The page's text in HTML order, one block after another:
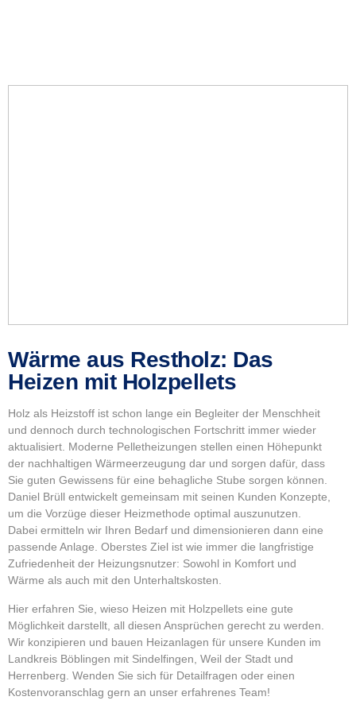
Wärme aus Restholz: Das
Heizen mit Holzpellets
Holz als Heizstoff ist schon lange ein Begleiter der Menschheit
und dennoch durch technologischen Fortschritt immer wieder
aktualisiert. Moderne Pelletheizungen stellen einen Höhepunkt
der nachhaltigen Wärmeerzeugung dar und sorgen dafür, dass
Sie guten Gewissens für eine behagliche Stube sorgen können.
Daniel Brüll entwickelt gemeinsam mit seinen Kunden Konzepte,
um die Vorzüge dieser Heizmethode optimal auszunutzen.
Dabei ermitteln wir Ihren Bedarf und dimensionieren dann eine
passende Anlage. Oberstes Ziel ist wie immer die langfristige
Zufriedenheit der Heizungsnutzer: Sowohl in Komfort und
Wärme als auch mit den Unterhaltskosten.
Hier erfahren Sie, wieso Heizen mit Holzpellets eine gute
Möglichkeit darstellt, all diesen Ansprüchen gerecht zu werden.
Wir konzipieren und bauen Heizanlagen für unsere Kunden im
Landkreis Böblingen mit Sindelfingen, Weil der Stadt und
Herrenberg. Wenden Sie sich für Detailfragen oder einen
Kostenvoranschlag gern an unser erfahrenes Team!